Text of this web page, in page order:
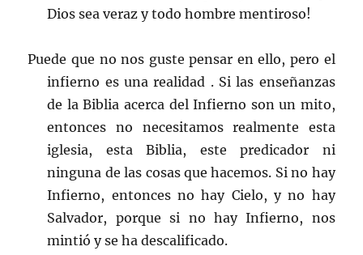
Dios sea veraz y todo hombre mentiroso!
Puede que no nos guste pensar en ello, pero el
infierno es una realidad . Si las enseñanzas
de la Biblia acerca del Infierno son un mito,
entonces no necesitamos realmente esta
iglesia, esta Biblia, este predicador ni
ninguna de las cosas que hacemos. Si no hay
Infierno, entonces no hay Cielo, y no hay
Salvador, porque si no hay Infierno, nos
mintió y se ha descalificado.